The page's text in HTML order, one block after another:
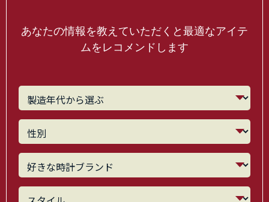
あなたの情報を教えていただくと最適なアイテ
ムをレコメンドします